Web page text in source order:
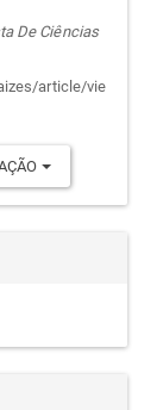
De Ciências
article/vie